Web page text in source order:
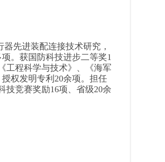
先进装配连接技术研究，
。获国防科技进步二等奖1
程科学与技术》、
《海军
权发明专利20余项。 担任
技竞赛奖励16项、省级20余